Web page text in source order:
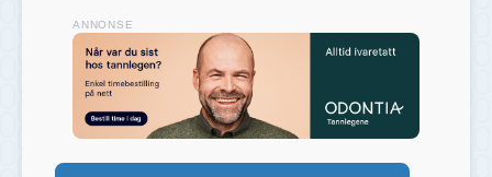
ANNONSE